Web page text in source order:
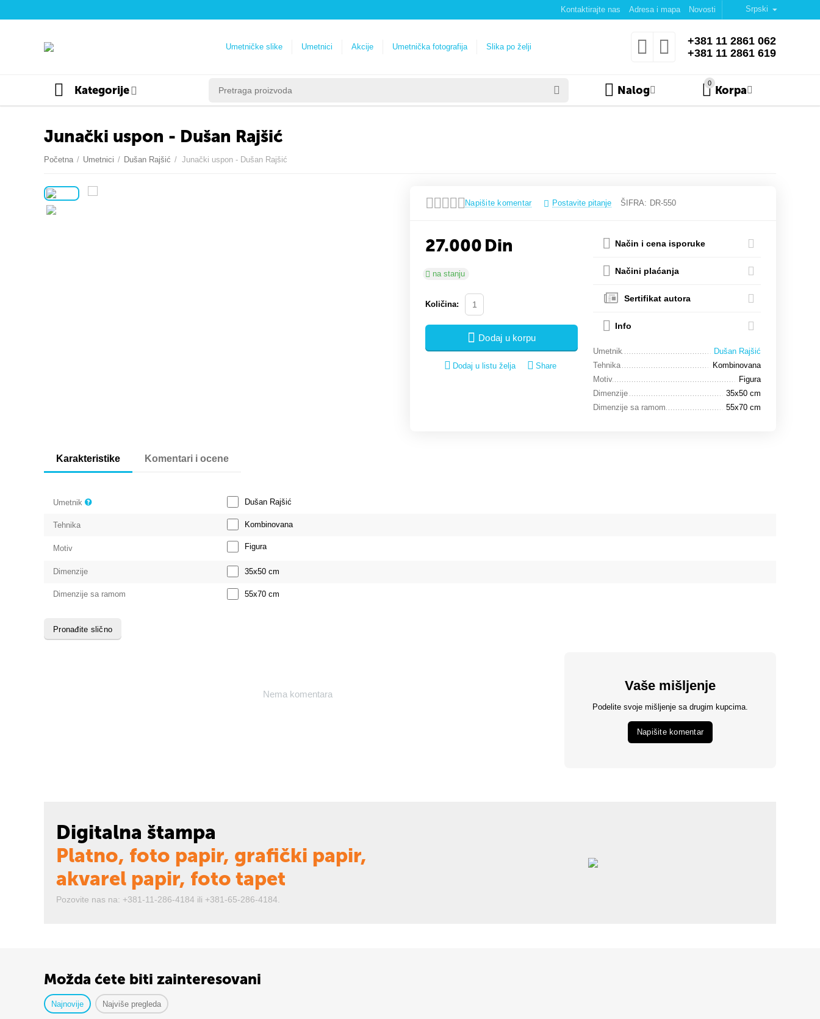
Srpski
Kontaktirajte nas Adresa i mapa Novosti
Umetničke slike Umetnici Akcije Umetnička fotografija Slika po želji
+381 11 2861 062
+381 11 2861 619
Kategorije
0
Korpa
Nalog
Junački uspon - Dušan Rajšić
Početna / Umetnici / Dušan Rajšić / Junački uspon - Dušan Rajšić
Napišite komentar Postavite pitanje ŠIFRA: DR-550
27.000 Din
na stanju
Količina:
Dodaj u korpu
Dodaj u listu želja Share
Način i cena isporuke
Načini plaćanja
Sertifikat autora
Info
Umetnik
Dušan Rajšić
Tehnika
Kombinovana
Motiv
Figura
Dimenzije
35x50 cm
Dimenzije sa ramom
55x70 cm
Karakteristike Komentari i ocene
Umetnik Dušan Rajšić
Tehnika Kombinovana
Motiv Figura
Dimenzije 35x50cm
Dimenzije sa ramom 55x70cm
Pronađite slično
Nema komentara
Vaše mišljenje
Podelite svoje mišljenje sa drugim kupcima.
Napišite komentar
Digitalna štampa
Platno, foto papir, grafički papir,
akvarel papir, foto tapet
Pozovite nas na: +381-11-286-4184 ili +381-65-286-4184.
Možda ćete biti zainteresovani
Najnovije Najviše pregleda